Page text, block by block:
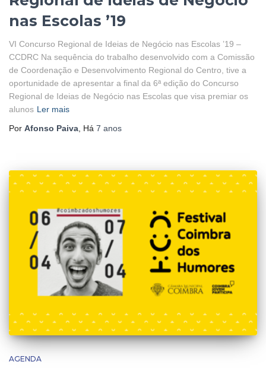
nas Escolas ’19
VI Concurso Regional de Ideias de Negócio nas Escolas ’19 –
CCDRC Na sequência do trabalho desenvolvido com a Comissão
de Coordenação e Desenvolvimento Regional do Centro, tive a
oportunidade de apresentar a final da 6ª edição do Concurso
Regional de Ideias de Negócio nas Escolas que visa premiar os
alunos Ler mais
Por Afonso Paiva , Há 7 anos
AGENDA